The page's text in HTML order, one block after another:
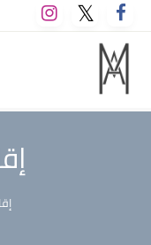
التخطي
إلى
المحتوى
M A hotels | إم ايه هوتيلز
الموقع الأول